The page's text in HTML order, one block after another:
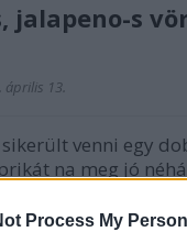
Process My
jalapeno-s
április 13.
venni egy
na meg jó
vagyis ezekből az